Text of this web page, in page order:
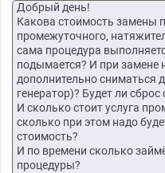
Добрый день!
Какова стоимость замены
промежуточного,
сама процедура
подымается? И при замене
дополнительно сниматься
генератор)? Будет ли
И сколько стоит услуга
сколько при этом надо
стоимость?
И по времени сколько
процедуры?